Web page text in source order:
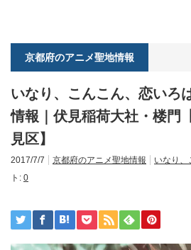
京都府のアニメ聖地情報
いなり、こんこん、恋いろ
情報｜伏見稲荷大社・楼門
見区】
2017/7/7 京都府のアニメ聖地情報 いなり、
ト: 0